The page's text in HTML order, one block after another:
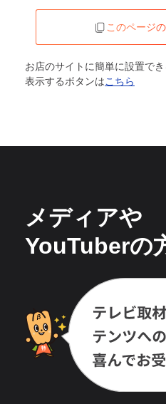
このページ
お店のサイトに簡単に設置で
表示するボタンはこちら
メディアや
YouTuberの